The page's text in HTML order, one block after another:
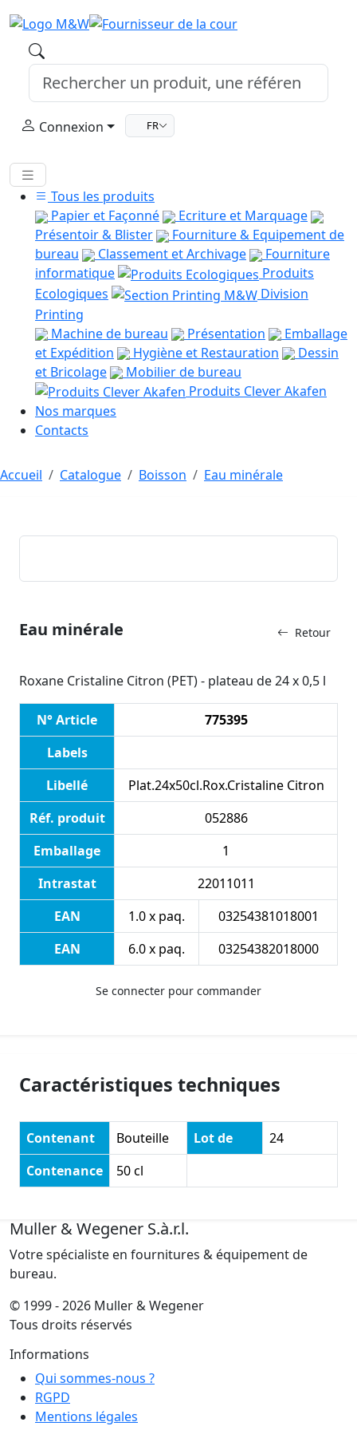
Connexion FR
Tous les produits
Papier et Façonné
Ecriture et Marquage
Présentoir & Blister
Fourniture & Equipement de
bureau
Classement et Archivage
Fourniture
informatique
Produits
Ecologiques
Division
Printing
Machine de bureau
Présentation
Emballage
et Expédition
Hygiène et Restauration
Dessin
et Bricolage
Mobilier de bureau
Produits Clever Akafen
Nos marques
Contacts
Accueil Catalogue Boisson Eau minérale
Retour
Eau minérale
Roxane Cristaline Citron (PET) - plateau de 24 x 0,5 l
N° Article
775395
Labels
Libellé
Plat.24x50cl.Rox.Cristaline Citron
Réf. produit
052886
Emballage
1
Intrastat
22011011
EAN
1.0 x paq.
03254381018001
EAN
6.0 x paq. 03254382018000
Se connecter pour commander
Caractéristiques techniques
Contenant Bouteille Lot de
24
Contenance
50 cl
Muller & Wegener S.à.r.l.
Votre spécialiste en fournitures & équipement de
bureau.
© 1999 - 2026 Muller & Wegener
Tous droits réservés
Informations
Qui sommes-nous ?
RGPD
Mentions légales